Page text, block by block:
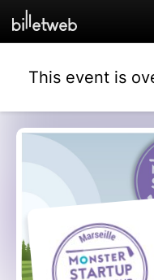
This event is